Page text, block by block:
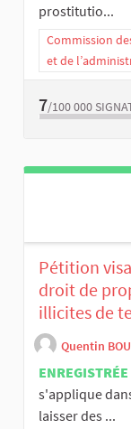
prostitutio...
Commission
et de
7/100 000
Pétition
droit de
illicites de
Quentin
ENREGISTRÉE
s'applique
laisser des ...